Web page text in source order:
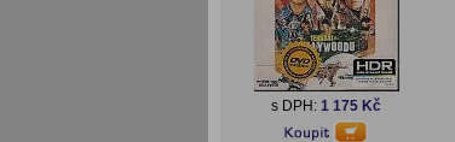
s DPH: 1 175 Kč